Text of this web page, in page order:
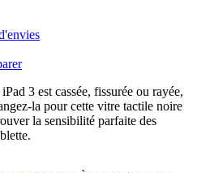
3 est cassée, fissurée ou rayée,
la pour cette vitre tactile noire
la sensibilité parfaite des